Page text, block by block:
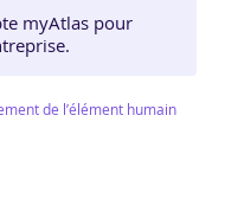
myAtlas pour
de l’élément humain